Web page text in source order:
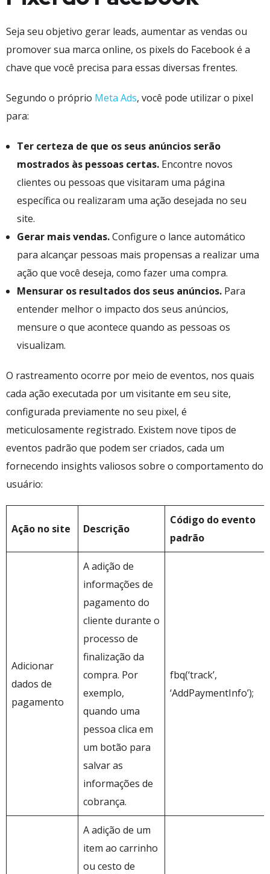
Seja seu objetivo gerar leads, aumentar as vendas ou
promover sua marca online, os pixels do Facebook é a
chave que você precisa para essas diversas frentes.
Segundo o próprio Meta Ads, você pode utilizar o pixel
para:
Ter certeza de que os seus anúncios serão
mostrados às pessoas certas. Encontre novos
clientes ou pessoas que visitaram uma página
específica ou realizaram uma ação desejada no seu
site.
Gerar mais vendas.Configure o lance automático
para alcançar pessoas mais propensas a realizar uma
ação que você deseja, como fazer uma compra.
Mensurar os resultados dos seus anúncios. Para
entender melhor o impacto dos seus anúncios,
mensure o que acontece quando as pessoas os
visualizam.
O rastreamento ocorre por meio de eventos, nos quais
cada ação executada por um visitante em seu site,
configurada previamente no seu pixel, é
meticulosamente registrado. Existem nove tipos de
eventos padrão que podem ser criados, cada um
fornecendo insights valiosos sobre o comportamento do
usuário:
Ação no site Descrição
Código do evento
padrão
Adicionar
dados de
pagamento
A adição de
informações de
pagamento do
cliente durante o
processo de
finalização da
compra. Por
exemplo,
quando uma
pessoa clica em
um botão para
salvar as
informações de
cobrança.
fbq(‘track’,
‘AddPaymentInfo’);
A adição de um
item ao carrinho
ou cesto de